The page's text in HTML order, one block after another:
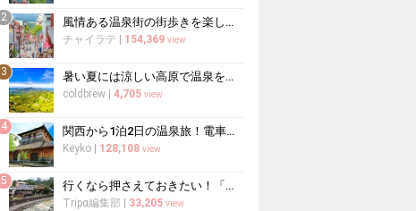
2 風情ある温泉街の街歩きを楽しもう♪街歩きが楽しい温泉地10選
チャイラテ 154,369 view
3 暑い夏には涼しい高原で温泉を堪能！避暑地のおすすめ温泉10選
coldbrew 4,705 view
4 関西から1泊2日の温泉旅！電車で行ける温泉地おすすめ12選
Keyko 128,108 view
5 行くなら押さえておきたい！「湯西川温泉」おすすめ観光スポット
Tripα編集部 33,205 view